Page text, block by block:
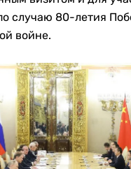
случаю 80-летия
войне.